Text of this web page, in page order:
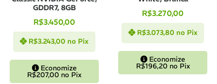
GDDR7, 8GB
R$3.450,00
R$3.243,00 no Pix
Economize
R$207,00 no Pix
R$3.270,00
R$3.073,80 no Pix
Economize
R$196,20 no Pix